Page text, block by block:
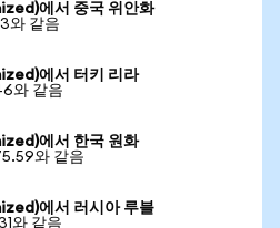
에서 중국 위안화
와 같음
에서 터키 리라
와 같음
에서 한국 원화
와 같음
에서 러시아 루블
와 같음